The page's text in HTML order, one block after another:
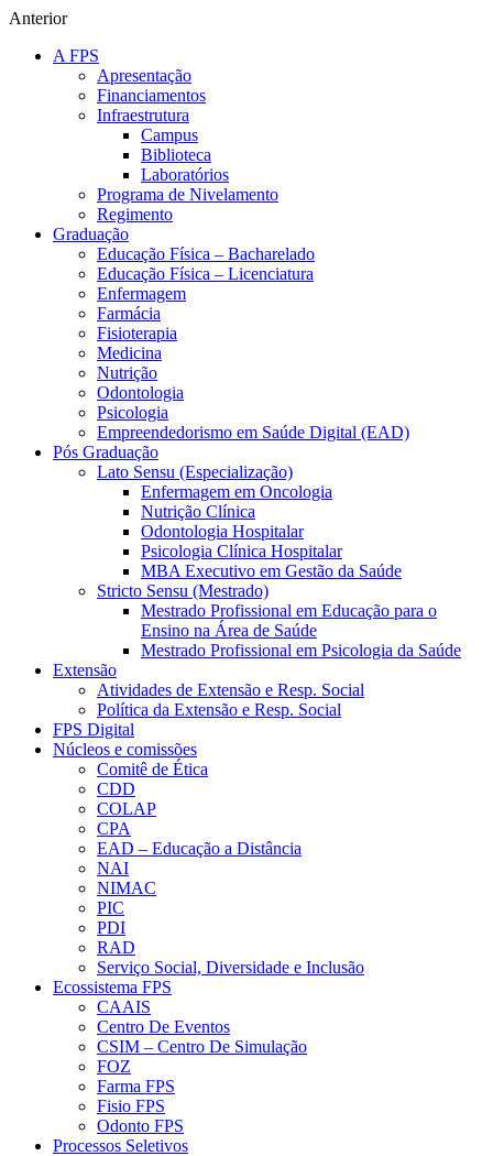
Anterior
A FPS
Apresentação
Financiamentos
Infraestrutura
Campus
Biblioteca
Laboratórios
Programa de Nivelamento
Regimento
Graduação
Educação Física – Bacharelado
Educação Física – Licenciatura
Enfermagem
Farmácia
Fisioterapia
Medicina
Nutrição
Odontologia
Psicologia
Empreendedorismo em Saúde Digital (EAD)
Pós Graduação
Lato Sensu (Especialização)
Enfermagem em Oncologia
Nutrição Clínica
Odontologia Hospitalar
Psicologia Clínica Hospitalar
MBA Executivo em Gestão da Saúde
Stricto Sensu (Mestrado)
Mestrado Profissional em Educação para o
Ensino na Área de Saúde
Mestrado Profissional em Psicologia da Saúde
Extensão
Atividades de Extensão e Resp. Social
Política da Extensão e Resp. Social
FPS Digital
Núcleos e comissões
Comitê de Ética
CDD
COLAP
CPA
EAD – Educação a Distância
NAI
NIMAC
PIC
PDI
RAD
Serviço Social, Diversidade e Inclusão
Ecossistema FPS
CAAIS
Centro De Eventos
CSIM – Centro De Simulação
FOZ
Farma FPS
Fisio FPS
Odonto FPS
Processos Seletivos